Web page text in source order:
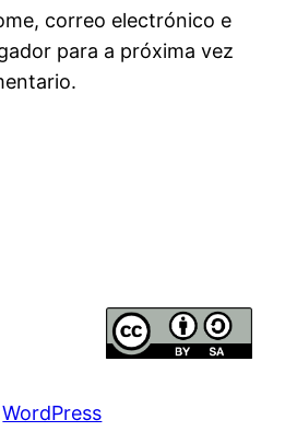
correo electrónico e
para a próxima vez
WordPress